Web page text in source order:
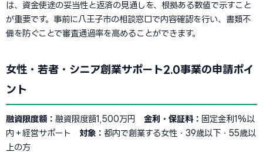
は、資金使途の妥当性と返済の見通しを、根拠ある数値で示すこと
が重要です。事前に八王子市の相談窓口で内容確認を行い、書類不
備を防ぐことで審査通過率を高めることができます。
女性・若者・シニア創業サポート2.0事業の申請ポイ
ント
融資限度額： 融資限度額1,500万円 金利・保証料： 固定金利1%以
内＋経営サポート 対象： 都内で創業する女性・39歳以下・55歳以
上の方